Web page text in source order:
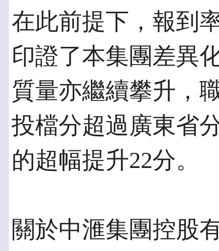
在此前提下，報到
印證了本集團差異
質量亦繼續攀升，
投檔分超過廣東省
的超幅提升22分。
關於中滙集團控股